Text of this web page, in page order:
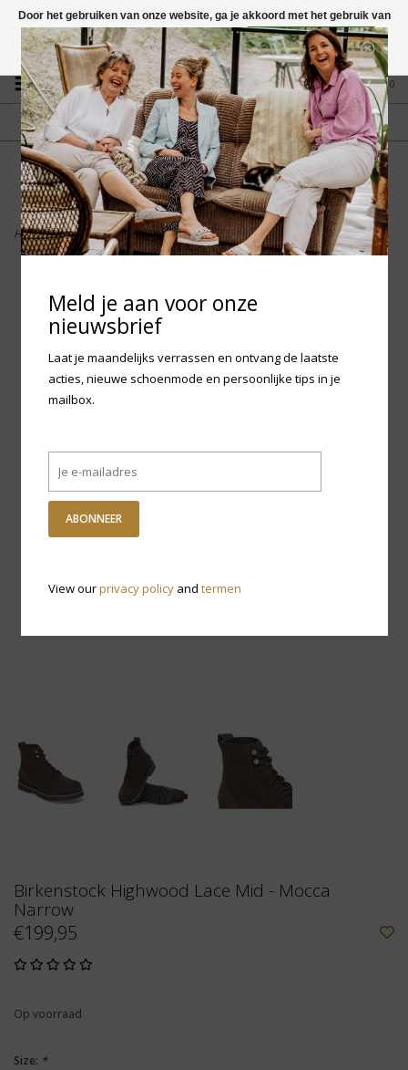
Vragen? App naar +31 58 250 1503
0
GRATIS VERZENDING NL
Vanaf € 75,-
FYSIEKE WINKEL
in Mantgum (frl)
fdad
Home>Birkenstock Highwood Lace Mid - Mocca Narrow
Birkenstock Highwood Lace Mid - Mocca
Narrow
€199,95
Op voorraad
Size: *
Door het gebruiken van onze website, ga je akkoord met het gebruik van
cookies om onze website te verbeteren.
Dit bericht verbergen
Meer over cookies »
Meld je aan voor onze
nieuwsbrief
Laat je maandelijks verrassen en ontvang de laatste
acties, nieuwe schoenmode en persoonlijke tips in je
mailbox.
ABONNEER
View ourprivacy policyand termen